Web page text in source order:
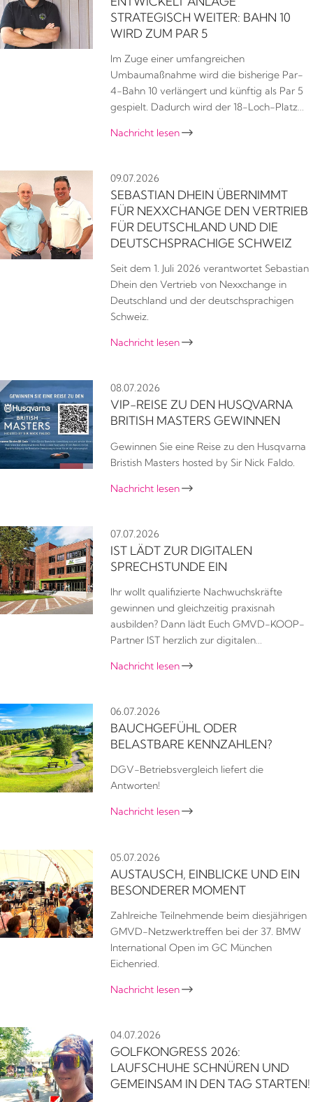
STRATEGISCH WEITER: BAHN 10
WIRD ZUM PAR 5
Im Zuge einer umfangreichen
Umbaumaßnahme wird die bisherige Par-
4-Bahn 10 verlängert und künftig als Par 5
gespielt. Dadurch wird der 18-Loch-Platz…
Nachricht lesen 
09.07.2026
SEBASTIAN DHEIN ÜBERNIMMT
FÜR NEXXCHANGE DEN VERTRIEB
FÜR DEUTSCHLAND UND DIE
DEUTSCHSPRACHIGE SCHWEIZ
Seit dem 1. Juli 2026 verantwortet Sebastian
Dhein den Vertrieb von Nexxchange in
Deutschland und der deutschsprachigen
Schweiz.
Nachricht lesen 
08.07.2026
VIP-REISE ZU DEN HUSQVARNA
BRITISH MASTERS GEWINNEN
Gewinnen Sie eine Reise zu den Husqvarna
Bristish Masters hosted by Sir Nick Faldo.
Nachricht lesen 
07.07.2026
IST LÄDT ZUR DIGITALEN
SPRECHSTUNDE EIN
Ihr wollt qualifizierte Nachwuchskräfte
gewinnen und gleichzeitig praxisnah
ausbilden? Dann lädt Euch GMVD-KOOP-
Partner IST herzlich zur digitalen…
Nachricht lesen 
06.07.2026
BAUCHGEFÜHL ODER
BELASTBARE KENNZAHLEN?
DGV-Betriebsvergleich liefert die
Antworten!
Nachricht lesen 
05.07.2026
AUSTAUSCH, EINBLICKE UND EIN
BESONDERER MOMENT
Zahlreiche Teilnehmende beim diesjährigen
GMVD-Netzwerktreffen bei der 37. BMW
International Open im GC München
Eichenried.
Nachricht lesen 
04.07.2026
GOLFKONGRESS 2026:
LAUFSCHUHE SCHNÜREN UND
GEMEINSAM IN DEN TAG STARTEN!